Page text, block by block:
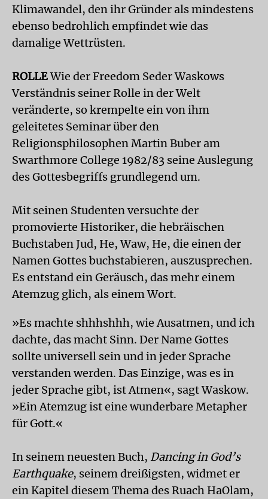
Klimawandel, den ihr Gründer als mindestens
ebenso bedrohlich empfindet wie das
damalige Wettrüsten.
ROLLEWie der Freedom Seder Waskows
Verständnis seiner Rolle in der Welt
veränderte, so krempelte ein von ihm
geleitetes Seminar über den
Religionsphilosophen Martin Buber am
Swarthmore College 1982/83 seine Auslegung
des Gottesbegriffs grundlegend um.
Mit seinen Studenten versuchte der
promovierte Historiker, die hebräischen
Buchstaben Jud, He, Waw, He, die einen der
Namen Gottes buchstabieren, auszusprechen.
Es entstand ein Geräusch, das mehr einem
Atemzug glich, als einem Wort.
»Es machte shhhshhh, wie Ausatmen, und ich
dachte, das macht Sinn. Der Name Gottes
sollte universell sein und in jeder Sprache
verstanden werden. Das Einzige, was es in
jeder Sprache gibt, ist Atmen«, sagt Waskow.
»Ein Atemzug ist eine wunderbare Metapher
für Gott.«
In seinem neuesten Buch, Dancing in God’s
Earthquake, seinem dreißigsten, wid­met er
ein Kapitel diesem Thema des Ruach HaOlam,